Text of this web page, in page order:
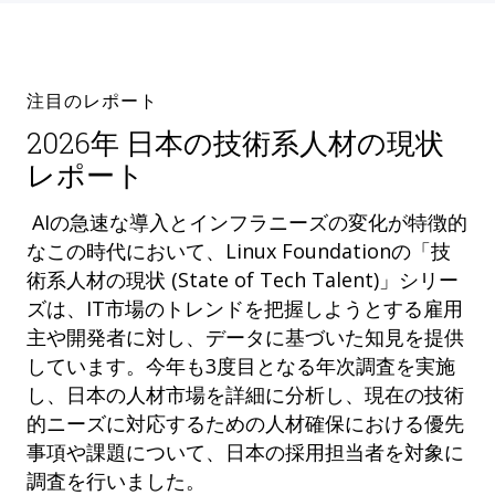
注目のレポート
2026年 日本の技術系人材の現状
レポート
AIの急速な導入とインフラニーズの変化が特徴的
なこの時代において、Linux Foundationの「技
術系人材の現状 (State of Tech Talent)」シリー
ズは、IT市場のトレンドを把握しようとする雇用
主や開発者に対し、データに基づいた知見を提供
しています。今年も3度目となる年次調査を実施
し、日本の人材市場を詳細に分析し、現在の技術
的ニーズに対応するための人材確保における優先
事項や課題について、日本の採用担当者を対象に
調査を行いました。